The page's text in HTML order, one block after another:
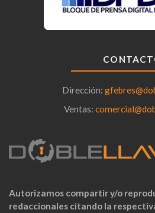
Dirección:
Ventas:
Autorizamos compartir y/o
redaccionales citando la